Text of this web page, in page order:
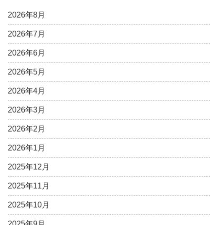
2026年8月
2026年7月
2026年6月
2026年5月
2026年4月
2026年3月
2026年2月
2026年1月
2025年12月
2025年11月
2025年10月